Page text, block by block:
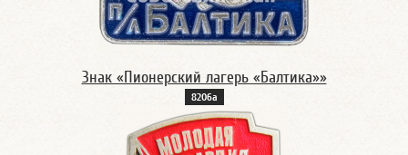
Знак «Пионерский лагерь «Балтика»»
8206а